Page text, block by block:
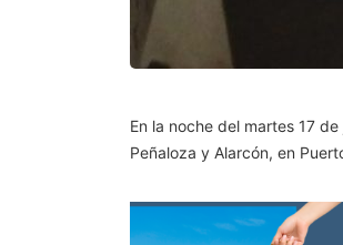
En la noche del martes 17
Peñaloza y Alarcón, en